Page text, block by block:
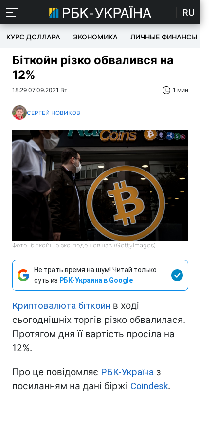
RU
КУРС ДОЛЛАРА ЭКОНОМИКА ЛИЧНЫЕ ФИНАНСЫ
Біткойн різко обвалився на
12%
18:29 07.09.2021 Вт 1 мин
СЕРГЕЙ НОВИКОВ
Фото: біткойн різко подешевшав (GettyImages)
Не трать время на шум! Читай только
суть из РБК-Украина в Google
Криптовалюта біткойн в ході
сьогоднішніх торгів різко обвалилася.
Протягом дня її вартість просіла на
12%.
Про це повідомляє РБК-Україна з
посиланням на дані біржі Coindesk.